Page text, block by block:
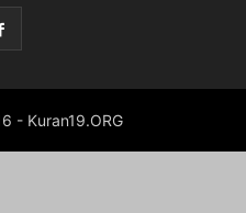
- Kuran19.ORG